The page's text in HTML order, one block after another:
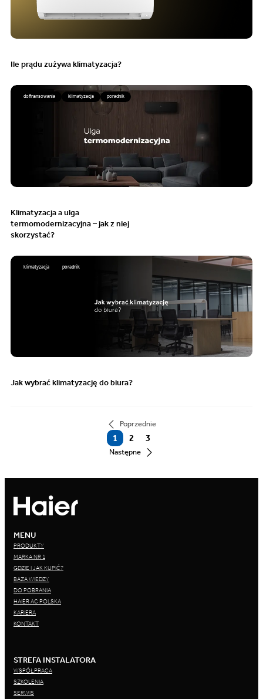
Ile prądu zużywa klimatyzacja?
dofinansowania klimatyzacja poradnik
Klimatyzacja a ulga
termomodernizacyjna – jak z niej
skorzystać?
klimatyzacja poradnik
Jak wybrać klimatyzację do biura?
Poprzednie
1 2 3
Następne
MENU
PRODUKTY
MARKA NR 1
GDZIE I JAK KUPIĆ?
BAZA WIEDZY
DO POBRANIA
HAIER AC POLSKA
KARIERA
KONTAKT
STREFA INSTALATORA
WSPÓŁPRACA
SZKOLENIA
SERWIS